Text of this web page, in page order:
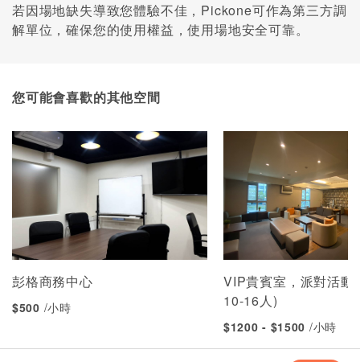
若因場地缺失導致您體驗不佳，Pickone可作為第三方調
解單位，確保您的使用權益，使用場地安全可靠。
您可能會喜歡的其他空間
彭格商務中心
$500 /小時
VIP貴賓室，派對活動
10-16人)
$1200 - $1500 /小時